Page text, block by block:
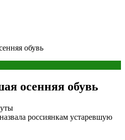
обувь
осенняя обувь
россиянкам устаревшую